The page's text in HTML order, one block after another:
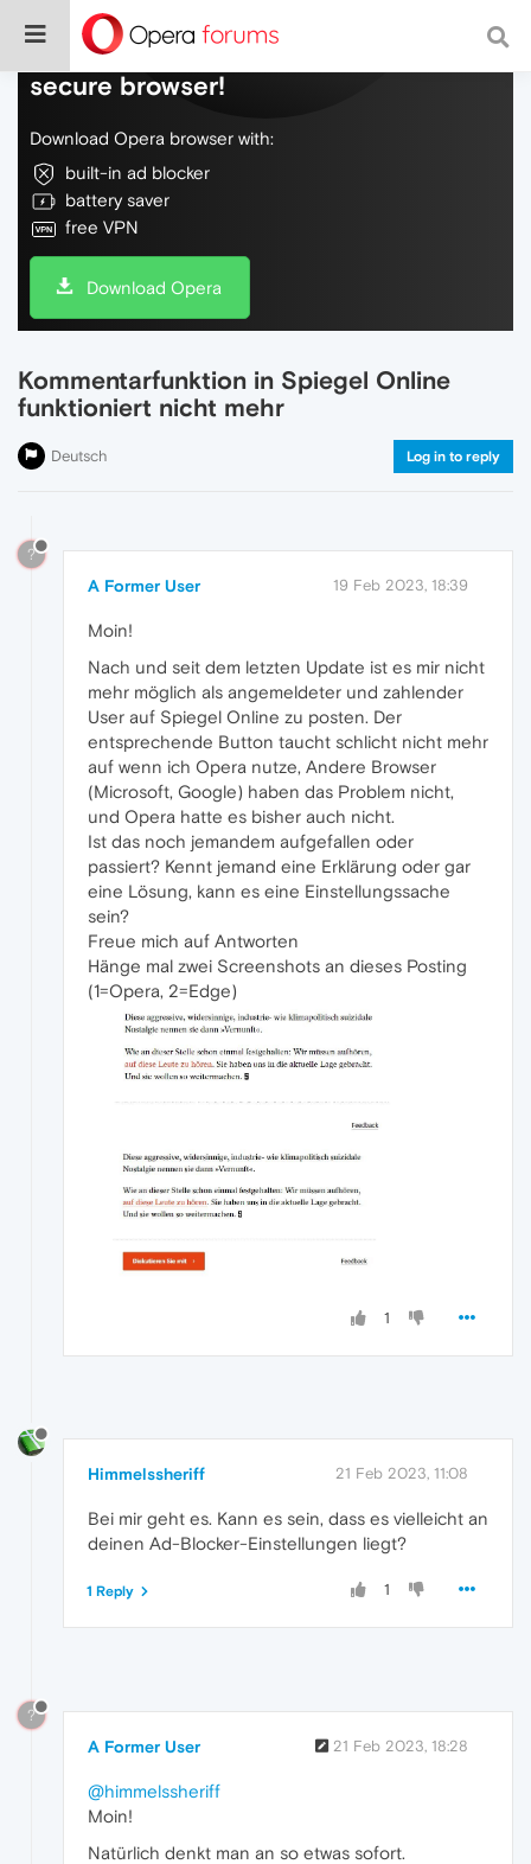
Do more on the web, with a fast and
secure browser!
Download Opera browser with:
built-in ad blocker
battery saver
free VPN
Download Opera
Kommentarfunktion in Spiegel Online
funktioniert nicht mehr
Deutsch Log in to reply
?
A Former User 19 Feb 2023, 18:39
Moin!
Nach und seit dem letzten Update ist es mir nicht
mehr möglich als angemeldeter und zahlender
User auf Spiegel Online zu posten. Der
entsprechende Button taucht schlicht nicht mehr
auf wenn ich Opera nutze, Andere Browser
(Microsoft, Google) haben das Problem nicht,
und Opera hatte es bisher auch nicht.
Ist das noch jemandem aufgefallen oder
passiert? Kennt jemand eine Erklärung oder gar
eine Lösung, kann es eine Einstellungssache
sein?
Freue mich auf Antworten
Hänge mal zwei Screenshots an dieses Posting
(1=Opera, 2=Edge)
1
Himmelssheriff 21 Feb 2023, 11:08
Bei mir geht es. Kann es sein, dass es vielleicht an
deinen Ad-Blocker-Einstellungen liegt?
1
1 Reply
?
A Former User 21 Feb 2023, 18:28
@himmelssheriff
Moin!
Natürlich denkt man an so etwas sofort.